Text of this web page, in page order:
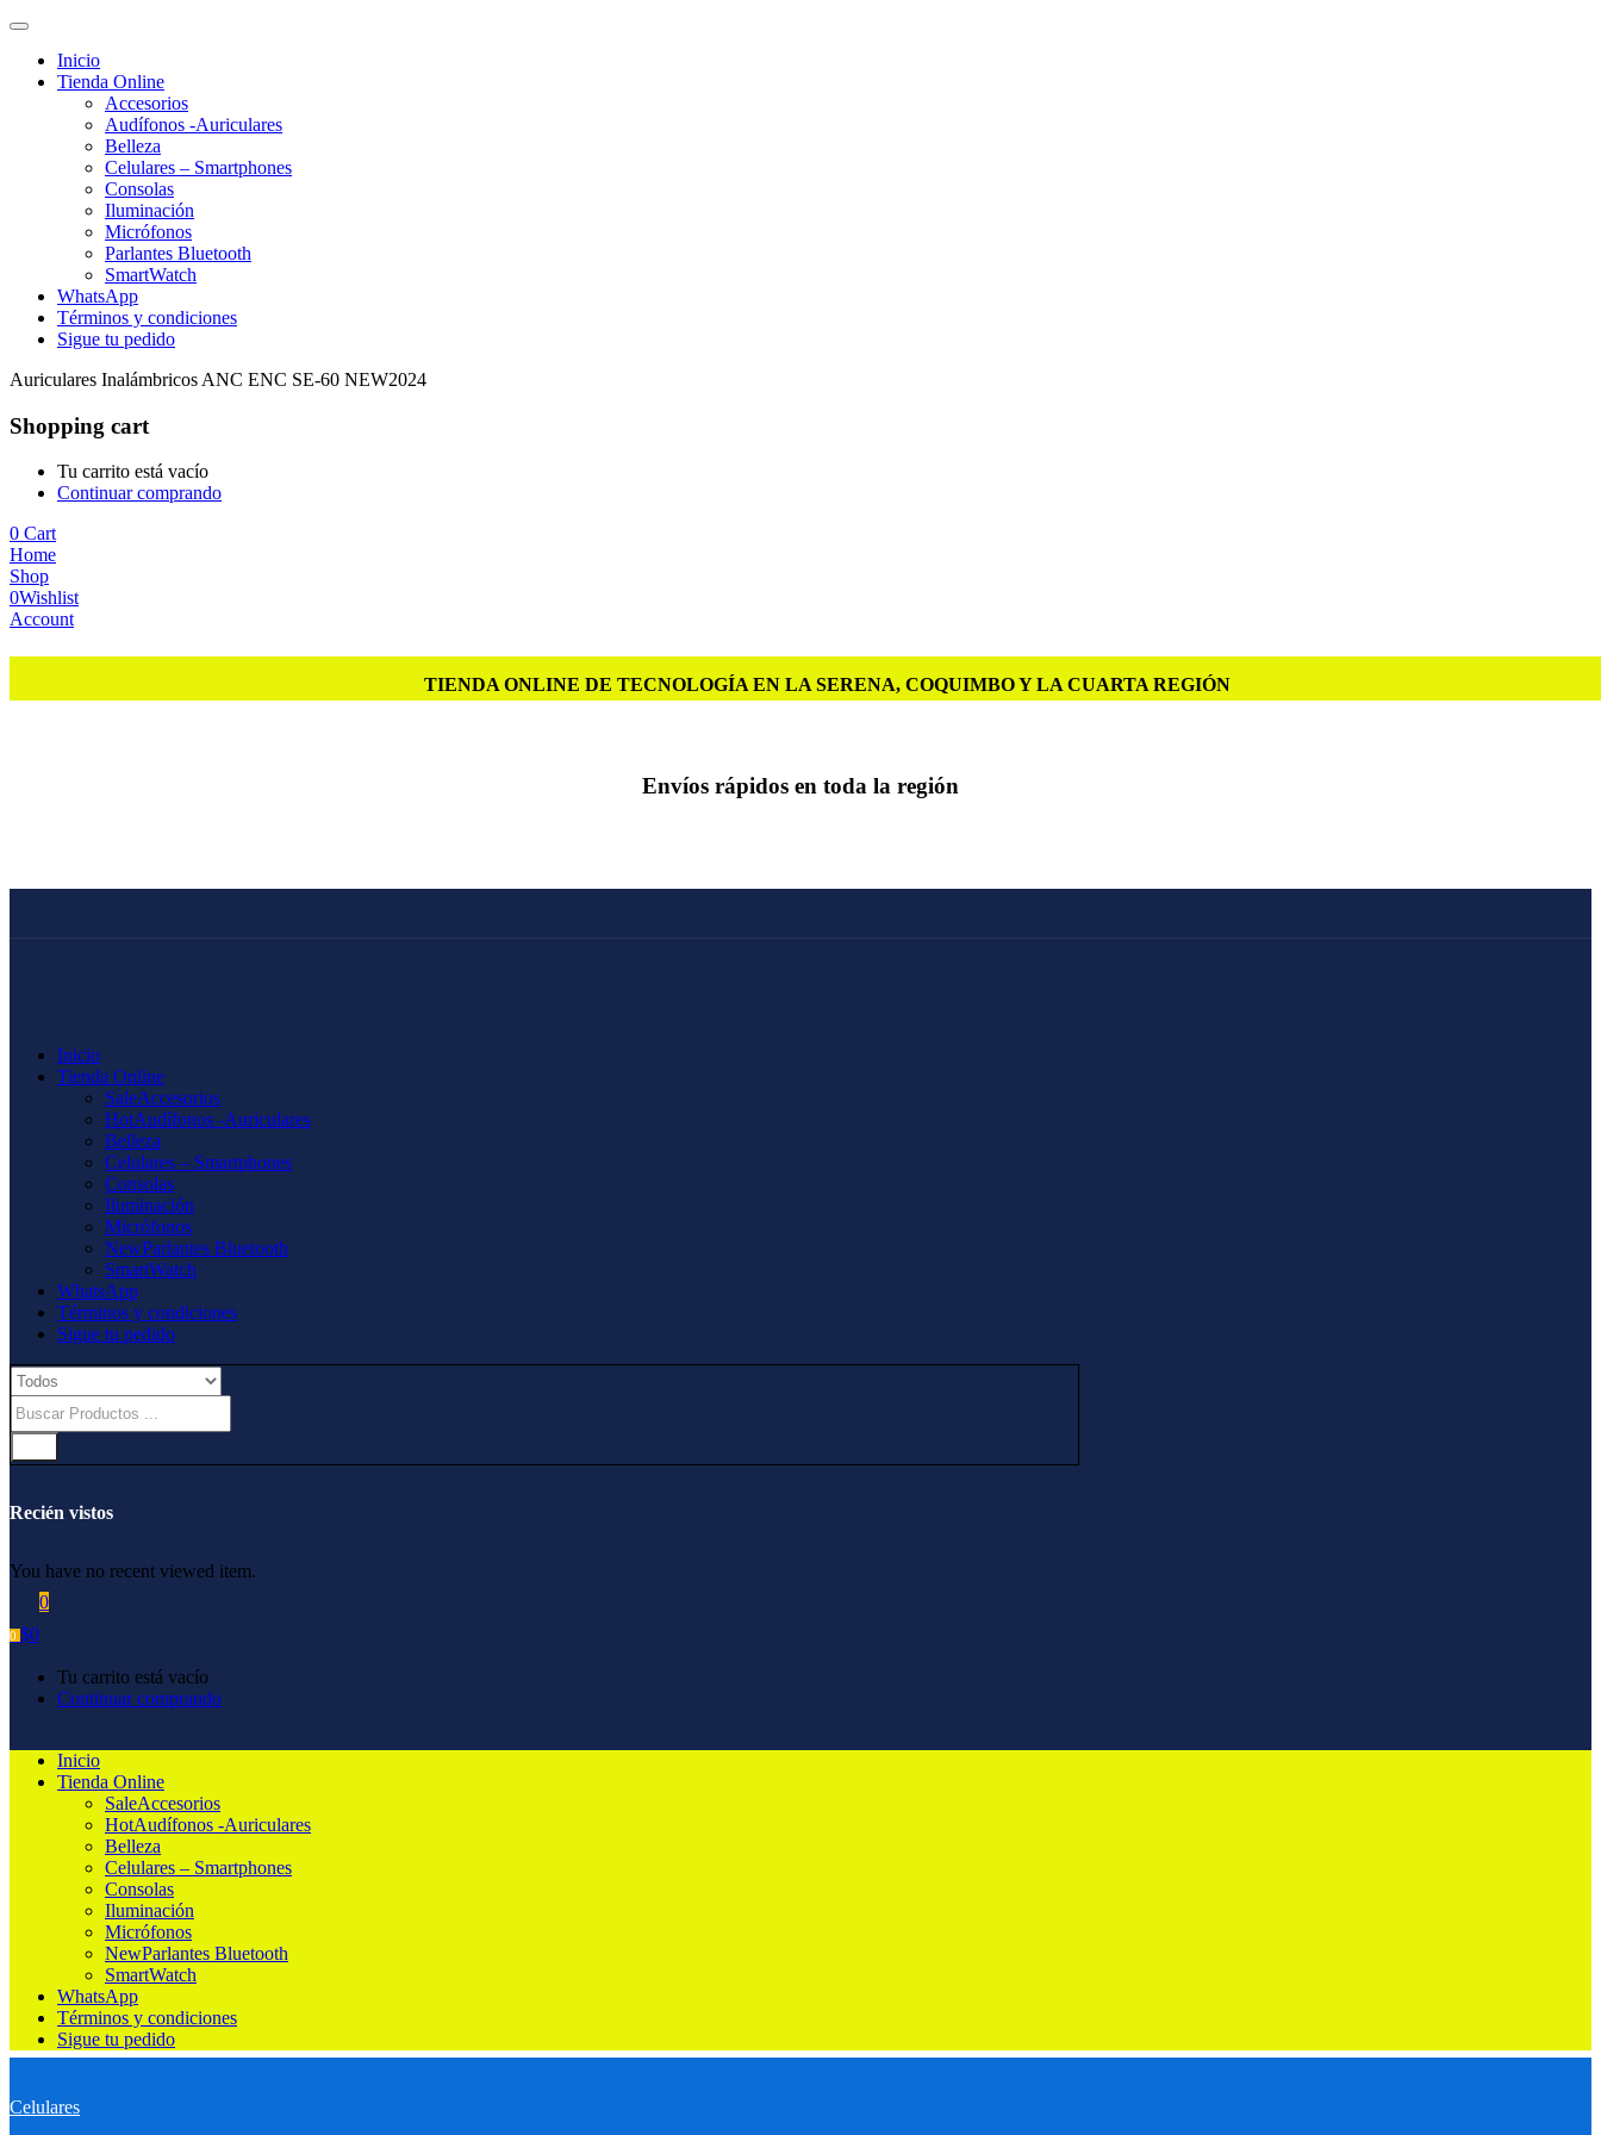
Inicio
Tienda Online
Accesorios
Audífonos -Auriculares
Belleza
Celulares – Smartphones
Consolas
Iluminación
Micrófonos
Parlantes Bluetooth
SmartWatch
WhatsApp
Términos y condiciones
Sigue tu pedido
Auriculares Inalámbricos ANC ENC SE-60 NEW2024
Shopping cart
Tu carrito está vacío
Continuar comprando
0 Cart
Home
Shop
0Wishlist
Account
TIENDA ONLINE DE TECNOLOGÍA EN LA SERENA, COQUIMBO Y LA CUARTA REGIÓN
Envíos rápidos en toda la región
Inicio
Tienda Online
SaleAccesorios
HotAudífonos -Auriculares
Belleza
Celulares – Smartphones
Consolas
Iluminación
Micrófonos
NewParlantes Bluetooth
SmartWatch
WhatsApp
Términos y condiciones
Sigue tu pedido
Recién vistos
You have no recent viewed item.
0
0 $0
Tu carrito está vacío
Continuar comprando
Inicio
Tienda Online
SaleAccesorios
HotAudífonos -Auriculares
Belleza
Celulares – Smartphones
Consolas
Iluminación
Micrófonos
NewParlantes Bluetooth
SmartWatch
WhatsApp
Términos y condiciones
Sigue tu pedido
Celulares